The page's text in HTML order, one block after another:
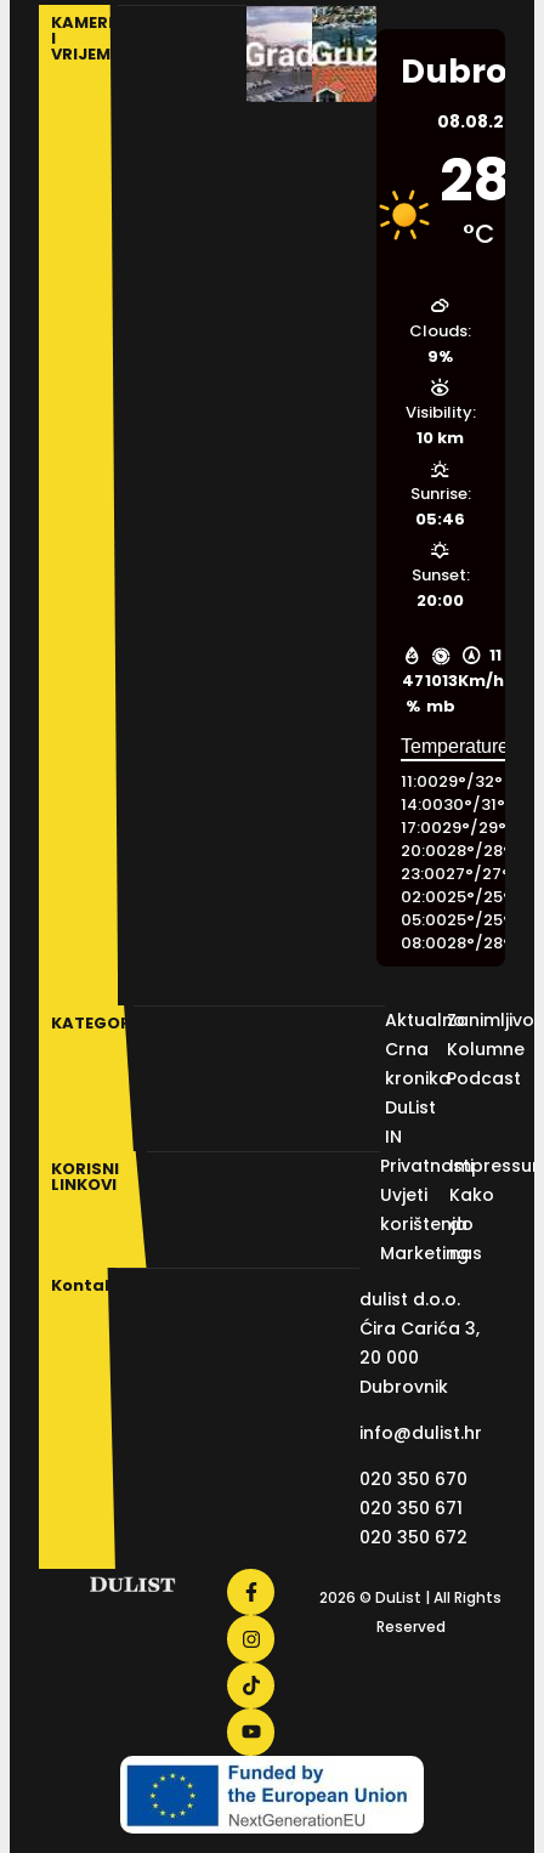
KAMERE
I
VRIJEME
08.08.2026.
28
°C
47
%
1013
mb
11
Km/h
Clouds:
9%
Visibility:
10 km
Sunrise:
05:46
Sunset:
20:00
11:0029°/32°
14:0030°/31°
17:0029°/29°
20:0028°/28°
23:0027°/27°
02:0025°/25°
05:0025°/25°
08:0028°/28°
KATEGORIJE
Aktualno
Crna
kronika
DuList
IN
Kolumne
Podcast
KORISNI
LINKOVI
Privatnosti
Uvjeti
korištenja
Marketing
Kako
do
nas
Kontakt
dulist d.o.o.
Ćira Carića 3,
20 000
Dubrovnik
info@dulist.hr
020 350 670
020 350 671
020 350 672
2026 © DuList | All Rights
Reserved